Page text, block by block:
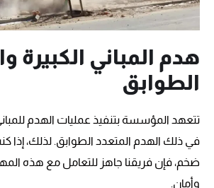
هدم المباني الكبيرة
الطوابق
تتعهد المؤسسة بتنفيذ عمليات الهدم
في ذلك الهدم المتعدد الطوابق. لذلك، إذا
ضخم، فإن فريقنا جاهز للتعامل مع هذه
وأمان.